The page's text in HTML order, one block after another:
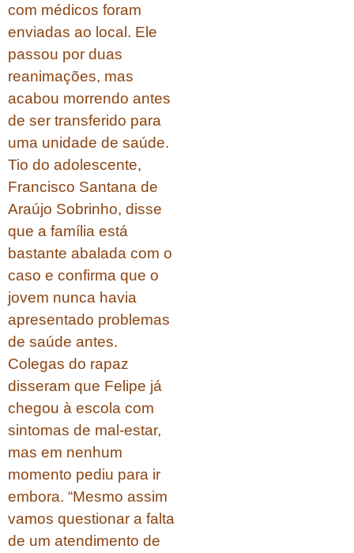
com médicos foram
enviadas ao local. Ele
passou por duas
reanimações, mas
acabou morrendo antes
de ser transferido para
uma unidade de saúde.
Tio do adolescente,
Francisco Santana de
Araújo Sobrinho, disse
que a família está
bastante abalada com o
caso e confirma que o
jovem nunca havia
apresentado problemas
de saúde antes.
Colegas do rapaz
disseram que Felipe já
chegou à escola com
sintomas de mal-estar,
mas em nenhum
momento pediu para ir
embora. “Mesmo assim
vamos questionar a falta
de um atendimento de